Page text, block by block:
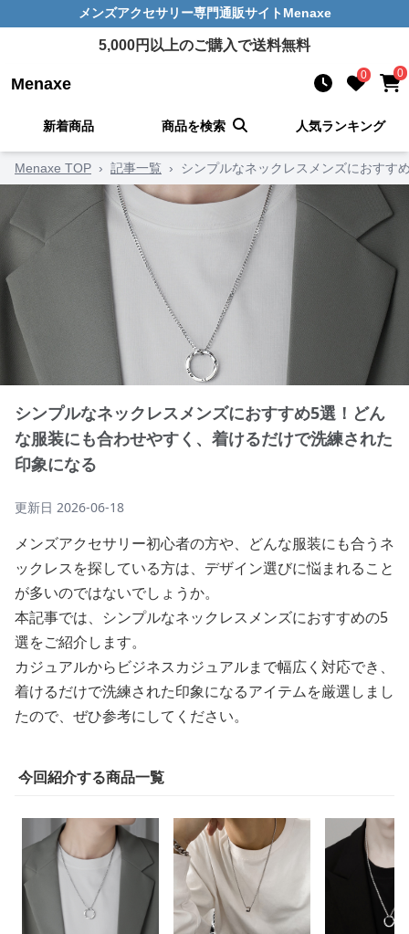
メンズアクセサリー専門通販サイト Menaxe
5,000円以上のご購入で送料無料
Menaxe 0 0
新着商品 商品を検索 人気ランキング
Menaxe TOP › 記事一覧 › シンプルなネックレスメンズにおすす
シンプルなネックレスメンズにおすすめ5選！どん
な服装にも合わせやすく、着けるだけで洗練された
印象になる
更新日 2026-06-18
メンズアクセサリー初心者の方や、どんな服装にも合うネ
ックレスを探している方は、デザイン選びに悩まれること
が多いのではないでしょうか。
本記事では、シンプルなネックレスメンズにおすすめの5
選をご紹介します。
カジュアルからビジネスカジュアルまで幅広く対応でき、
着けるだけで洗練された印象になるアイテムを厳選しまし
たので、ぜひ参考にしてください。
今回紹介する商品一覧